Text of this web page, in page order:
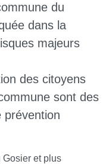
du
dans la
majeurs
des citoyens
sont des
prévention
Gosier et plus